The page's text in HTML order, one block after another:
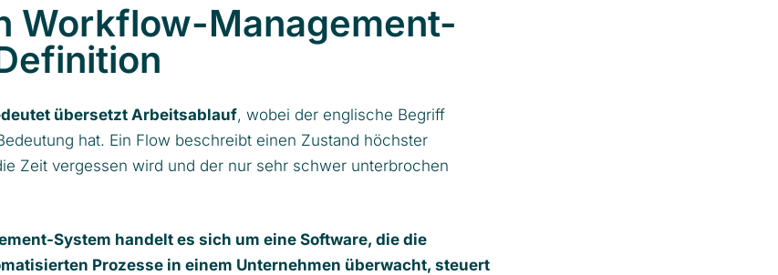
Workflow-Management-
übersetzt Arbeitsablauf, wobei der englische Begriff
hat. Ein Flow beschreibt einen Zustand höchster
Zeit vergessen wird und der nur sehr schwer unterbrochen
System handelt es sich um eine Software, die die
Prozesse in einem Unternehmen überwacht, steuert